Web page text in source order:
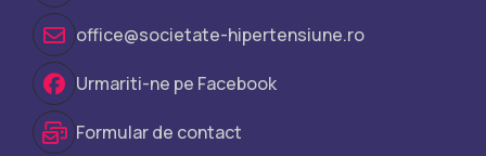
office@societate-hipertensiune.ro
Urmariti-ne pe Facebook
Formular de contact